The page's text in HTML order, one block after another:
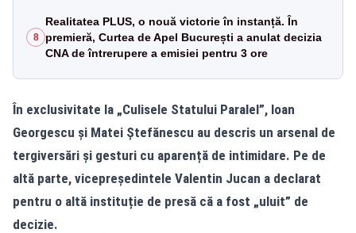
8
Realitatea PLUS, o nouă victorie în instanță. În
premieră, Curtea de Apel București a anulat decizia
CNA de întrerupere a emisiei pentru 3 ore
În exclusivitate la „Culisele Statului Paralel”, Ioan
Georgescu și Matei Ștefănescu au descris un arsenal de
tergiversări și gesturi cu aparență de intimidare. Pe de
altă parte, vicepreședintele Valentin Jucan a declarat
pentru o altă instituție de presă că a fost „uluit” de
decizie.